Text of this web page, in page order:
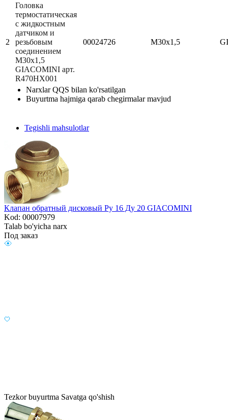
2
Головка
термостатическая
с жидкостным
датчиком и
резьбовым
соединением
M30х1,5
GIACOMINI арт.
R470HX001
00024726 М30х1,5
Narxlar QQS bilan ko'rsatilgan
Buyurtma hajmiga qarab chegirmalar mavjud
Tegishli mahsulotlar
Клапан обратный дисковый Ру 16 Ду 20 GIACOMINI
Kod: 00007979
Talab bo'yicha narx
Под заказ
Tezkor buyurtma Savatga qo'shish